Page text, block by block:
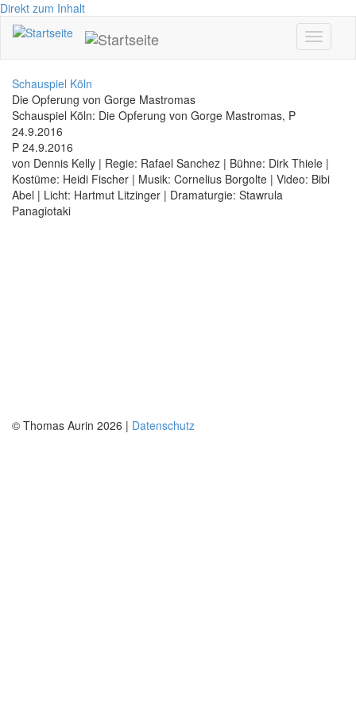
Direkt zum Inhalt
Toggle
Schauspiel Köln
Die Opferung von Gorge Mastromas
Schauspiel Köln: Die Opferung von Gorge Mastromas, P
24.9.2016
P 24.9.2016
von Dennis Kelly | Regie: Rafael Sanchez | Bühne: Dirk Thiele |
Kostüme: Heidi Fischer | Musik: Cornelius Borgolte | Video: Bibi
Abel | Licht: Hartmut Litzinger | Dramaturgie: Stawrula
Panagiotaki
© Thomas Aurin 2026 | Datenschutz